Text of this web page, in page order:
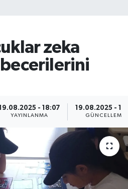
zeka
19.08.2025 - 18:07
YAYINLANMA
19.08.2025 -
GÜNCELLEME